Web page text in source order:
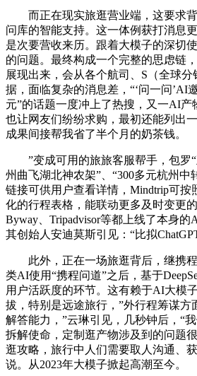
而正在现实旅逛营业端，这要求背
问库的智能支持。这一体例获打消息
是次要营收来历。跟着大模子的深切
的问题。最终构成一个完整的思虑链
展现出来，会从各个航司、S（全球
据，面临复杂的消息差，“‘问一问’AI
元”的话题一度冲上了热搜，又一AI产
也让网友们纷纷求购，最初还能列出
成果间接帮我省了半个月的奶茶钱。
”变成可用的旅旅客服帮手，包罗“
州曲飞湖北神农架”、“300多元杭州中
链接可供用户查看详情，Mindtrip可按
化的行程表格，能联动更多及时变更
Byway、Tripadvisor等都上线了本身的
其创始人安迪莫斯引见：“比拟
此外，正在一场旅逛背后，继携程
类AI使用“携程问道”之后，基于
用户活跃度的环节。这有赖于AI大模
拔，特别是远途旅行，”外行程筹谋方
解答能力，”云琳引见，几秒钟后，“
拆解使命，定制逛产物涉及到的问题
逛攻略，旅行中人们需要取人沟通、
说。从2023年大模子掀起高潮至今。